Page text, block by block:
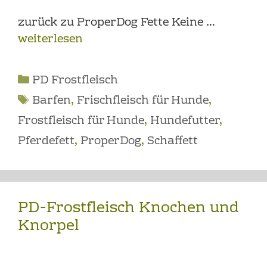
zurück zu ProperDog Fette Keine …
weiterlesen
Kategorien
PD Frostfleisch
Schlagwörter
Barfen, Frischfleisch für Hunde,
Frostfleisch für Hunde, Hundefutter,
Pferdefett, ProperDog, Schaffett
PD-Frostfleisch Knochen und
Knorpel